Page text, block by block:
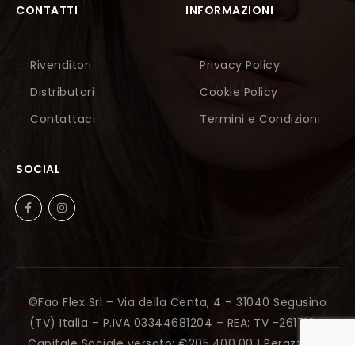
CONTATTI
Rivenditori
Distributori
Contattaci
INFORMAZIONI
Privacy Policy
Cookie Policy
Termini e Condizioni
SOCIAL
©Fao Flex Srl – Via della Centa, 4 – 31040 Segusino
(TV) Italia – P.IVA 03344681204 – REA: TV -261712 –